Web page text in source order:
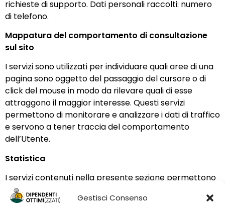
Gestisci Consenso
richieste di supporto. Dati personali raccolti: numero
di telefono.
Mappatura del comportamento di consultazione
sul sito
I servizi sono utilizzati per individuare quali aree di una
pagina sono oggetto del passaggio del cursore o di
click del mouse in modo da rilevare quali di esse
attraggono il maggior interesse. Questi servizi
permettono di monitorare e analizzare i dati di traffico
e servono a tener traccia del comportamento
dell’Utente.
Statistica
I servizi contenuti nella presente sezione permettono
al Titolare del Trattamento di monitorare e analizzare
i dati di traffico e servono a tener traccia del